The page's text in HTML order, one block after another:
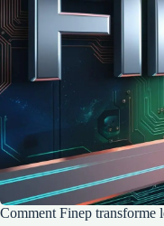
Comment Finep transforme